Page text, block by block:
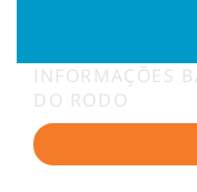
INFORMAÇÕES
DO RODO